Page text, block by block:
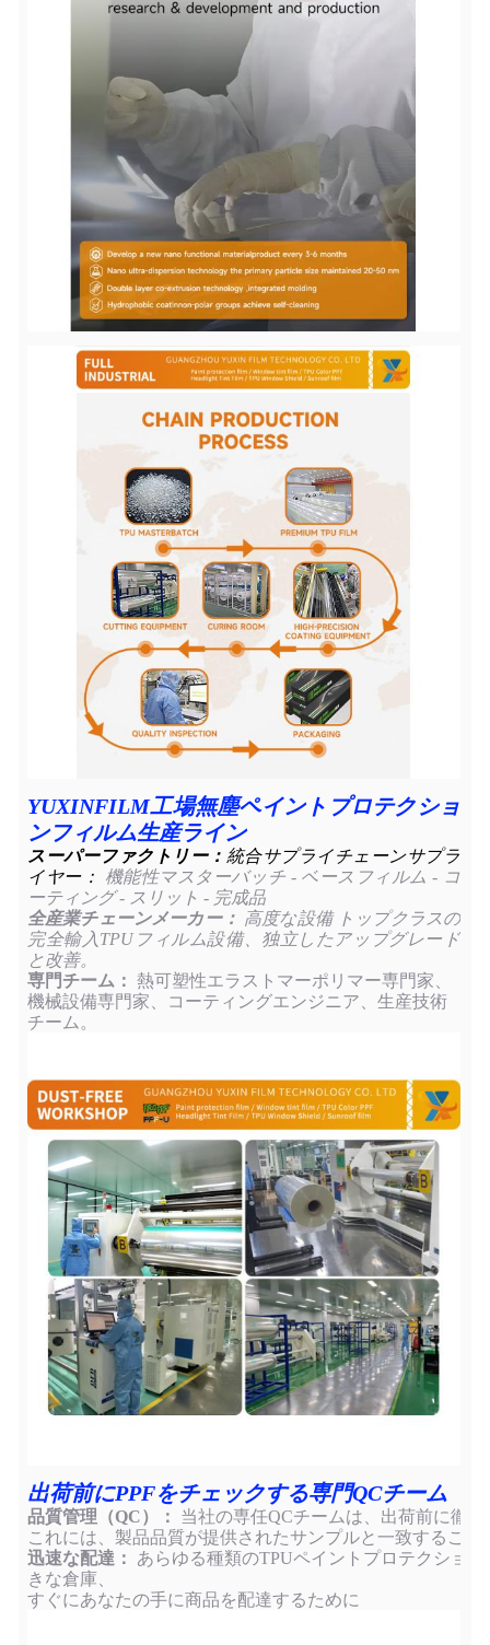
YUXINFILM工場無塵ペイントプロテクショ
ンフィルム生産ライン
スーパーファクトリー： 統合サプライチェーンサプラ
イヤー： 機能性マスターバッチ - ベースフィルム - コ
ーティング - スリット - 完成品
全産業チェーンメーカー： 高度な設備 トップクラスの
完全輸入TPUフィルム設備、独立したアップグレード
と改善。
専門チーム： 熱可塑性エラストマーポリマー専門家、
機械設備専門家、コーティングエンジニア、生産技術
チーム。
出荷前にPPFをチェックする専門QCチーム
品質管理（QC）：
当社の専任QCチームは、出荷前に徹
これには、製品品質が提供されたサンプルと一致するこ
迅速な配達：
あらゆる種類のTPUペイントプロテクショ
きな倉庫、
すぐにあなたの手に商品を配達するために